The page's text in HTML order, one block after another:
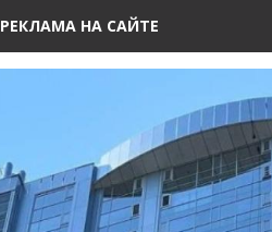
РЕКЛАМА НА САЙТЕ